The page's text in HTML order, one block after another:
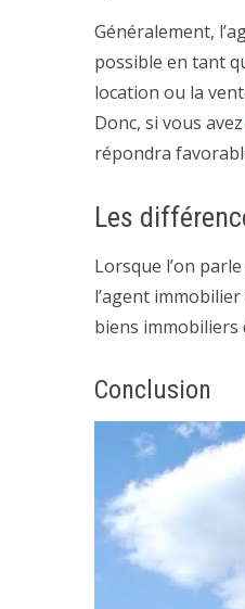
Généralement,
possible en tant
location ou la
Donc, si vous avez
répondra
Les
Lorsque l’on
l’agent
biens immobiliers
Conclusion